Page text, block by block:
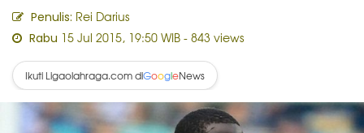
Penulis: Rei Darius
Rabu 15 Jul 2015, 19:50 WIB - 843 views
Ikuti Ligaolahraga.com diGoogleNews